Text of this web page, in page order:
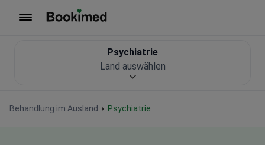
Behandlung im Ausland Psychiatrie
Psychiatrie
Land auswählen